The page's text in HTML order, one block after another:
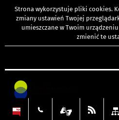
Strona wykorzystuje pliki cookies.
zmiany ustawień Twojej
umieszczane w Twoim
zmienić te